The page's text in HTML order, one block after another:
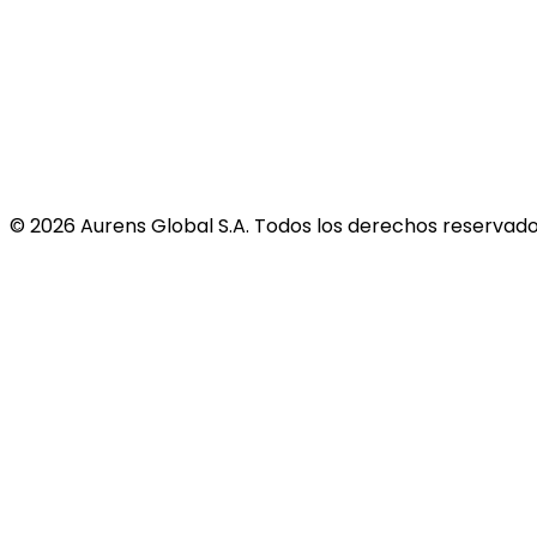
©2026Aurens Global S.A. Todos los derechos